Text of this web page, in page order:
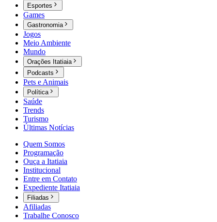
Esportes
Games
Gastronomia
Jogos
Meio Ambiente
Mundo
Orações Itatiaia
Podcasts
Pets e Animais
Política
Saúde
Trends
Turismo
Últimas Notícias
Quem Somos
Programação
Ouça a Itatiaia
Institucional
Entre em Contato
Expediente Itatiaia
Filiadas
Afiliadas
Trabalhe Conosco